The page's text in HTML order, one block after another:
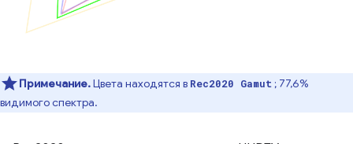
Примечание.Цвета находятся в Rec2020 Gamut ; 77,6%
видимого спектра.